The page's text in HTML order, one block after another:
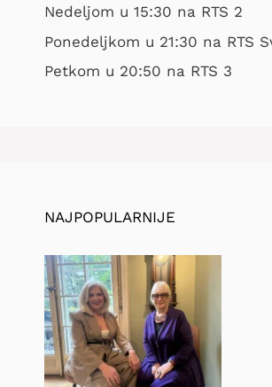
Nedeljom u 15:30 na RTS 2
Ponedeljkom u 21:30 na RTS
Petkom u 20:50 na RTS 3
NAJPOPULARNIJE